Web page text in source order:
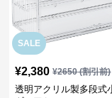
SALE
¥2,380 ¥2650(割引前)
透明アクリル製多段式